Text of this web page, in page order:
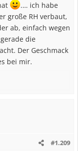
Längen, Formen
rein nach der Optik
.… ich habe
große RH verbaut,
ab, einfach wegen
die
Der Geschmack
bei mir.
#1.209